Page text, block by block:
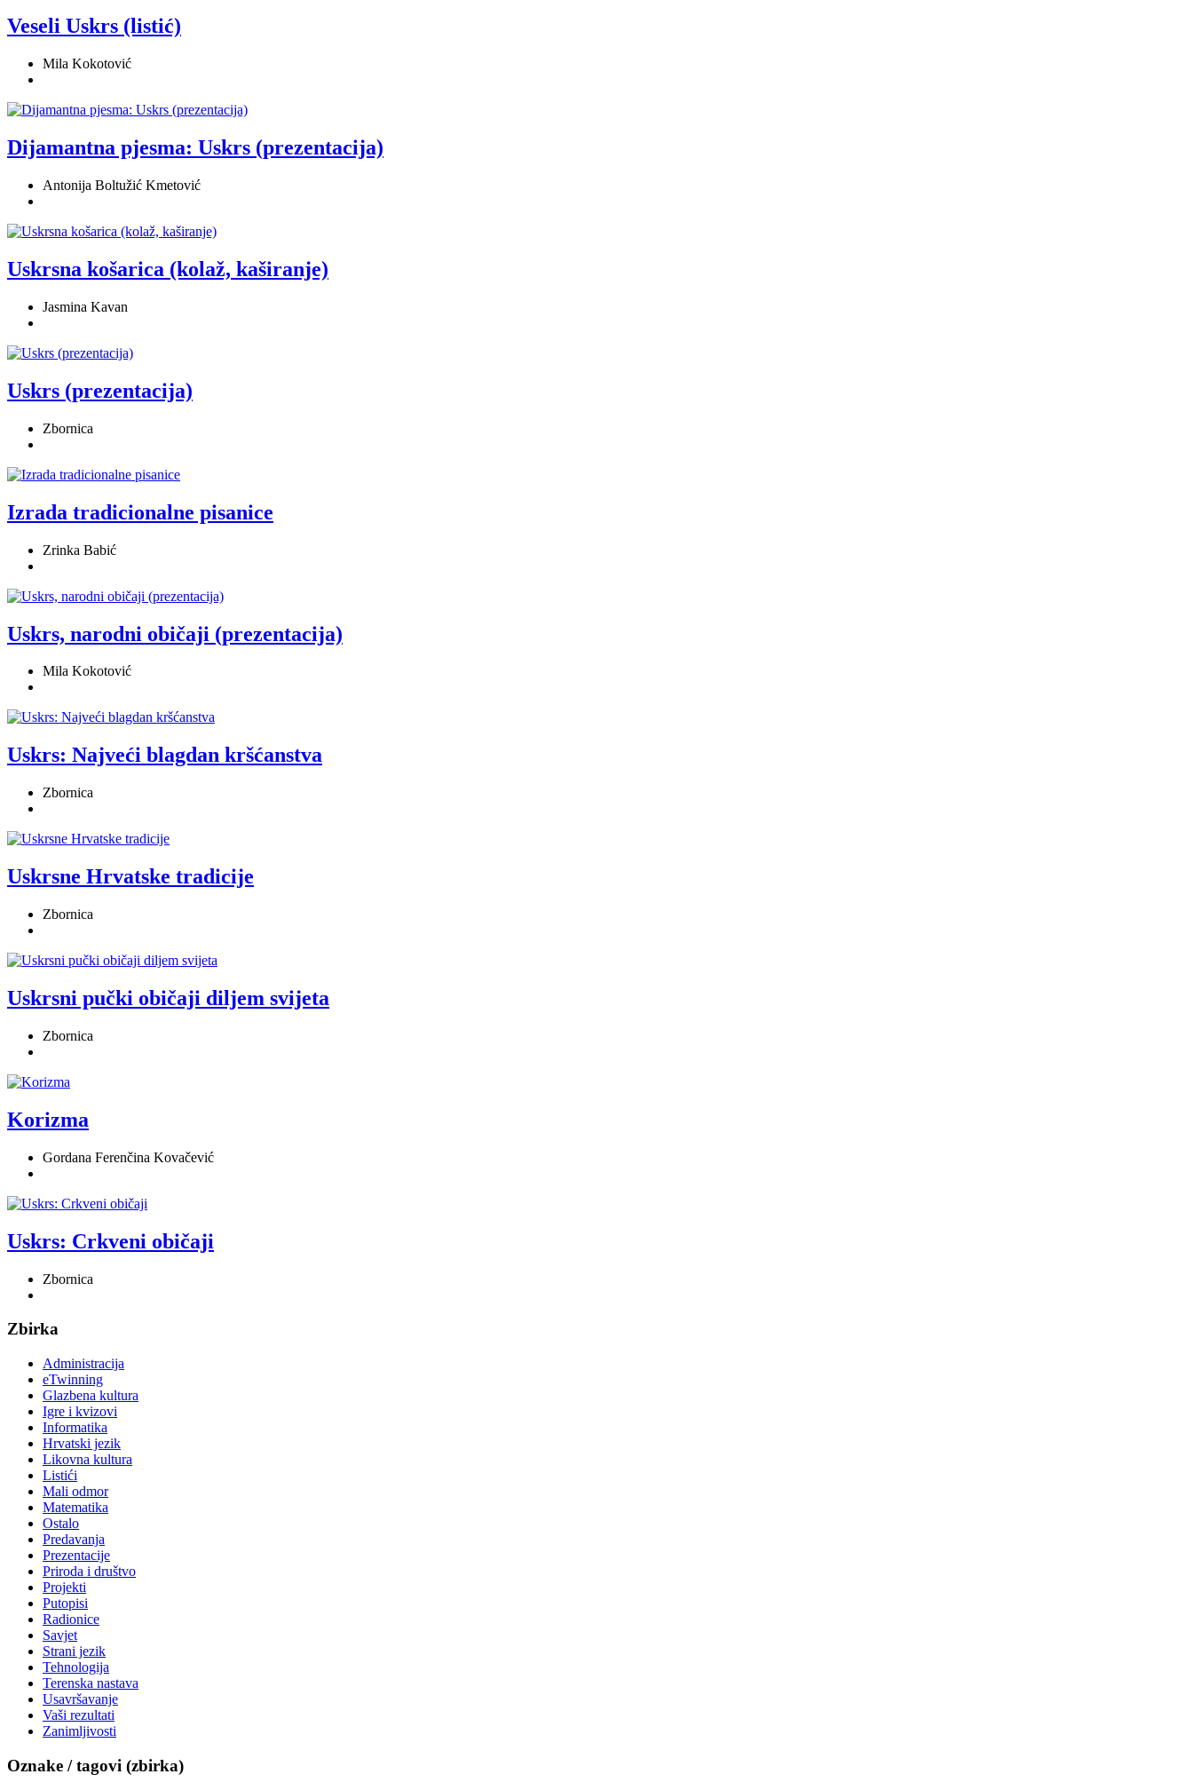
Veseli Uskrs (listić)
Mila Kokotović
Dijamantna pjesma: Uskrs (prezentacija)
Antonija Boltužić Kmetović
Uskrsna košarica (kolaž, kaširanje)
Jasmina Kavan
Uskrs (prezentacija)
Zbornica
Izrada tradicionalne pisanice
Zrinka Babić
Uskrs, narodni običaji (prezentacija)
Mila Kokotović
Uskrs: Najveći blagdan kršćanstva
Zbornica
Uskrsne Hrvatske tradicije
Zbornica
Uskrsni pučki običaji diljem svijeta
Zbornica
Korizma
Gordana Ferenčina Kovačević
Uskrs: Crkveni običaji
Zbornica
Zbirka
Administracija
eTwinning
Glazbena kultura
Igre i kvizovi
Informatika
Hrvatski jezik
Likovna kultura
Listići
Mali odmor
Matematika
Ostalo
Predavanja
Prezentacije
Priroda i društvo
Projekti
Putopisi
Radionice
Savjet
Strani jezik
Tehnologija
Terenska nastava
Usavršavanje
Vaši rezultati
Zanimljivosti
Oznake / tagovi (zbirka)